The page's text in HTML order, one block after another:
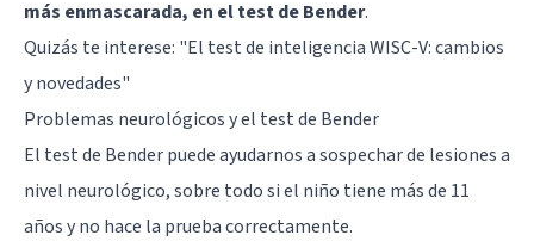
más enmascarada, en el test de Bender.
Quizás te interese: "El test de inteligencia WISC-V: cambios
y novedades"
Problemas neurológicos y el test de Bender
El test de Bender puede ayudarnos a sospechar de lesiones a
nivel neurológico, sobre todo si el niño tiene más de 11
años y no hace la prueba correctamente.